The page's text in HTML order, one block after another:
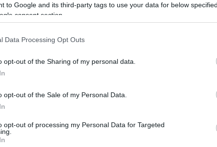
to Google and its third-party tags to use your data for below
consent section.
Data Processing Opt Outs
opt-out of the Sharing of my personal data.
opt-out of the Sale of my Personal Data.
opt-out of processing my Personal Data for Targeted
με το άρθρο 4 της παρούσας εκκινεί
Κυβερνήσεως. (ΦΕΚ Β' 5128/30-09-2022)
Πράγα με τους κανόνες Ευρώπης και